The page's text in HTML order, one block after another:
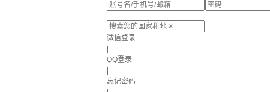
微信登录
QQ登录
忘记密码